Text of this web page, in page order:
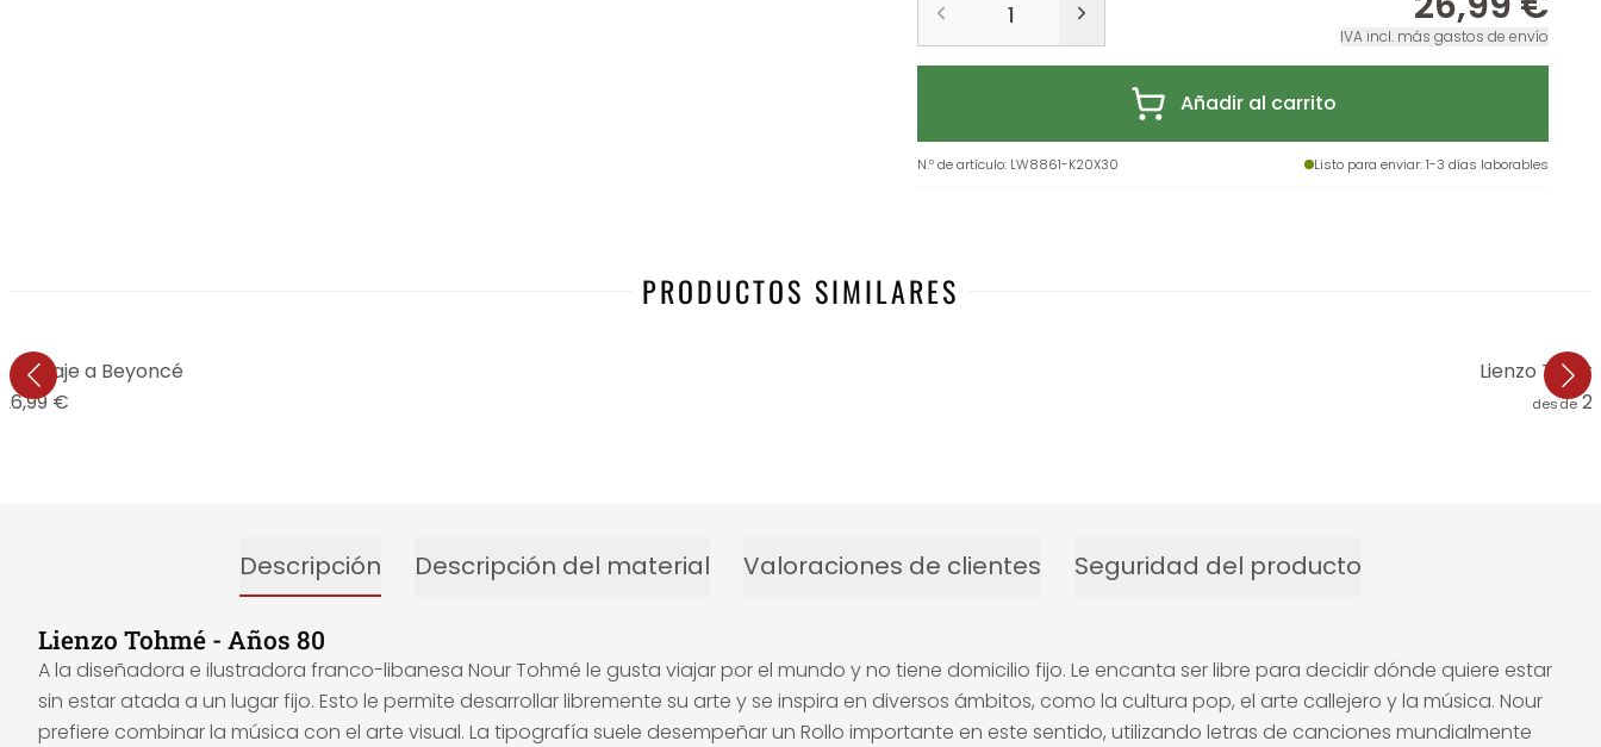
IVA incl. más gastos de envío
Añadir al carrito
N.º de artículo: LW8861-K20X30 Listo para enviar: 1-3 días laborables
PRODUCTOS SIMILARES
a Beyoncé
26,99 €
Lienzo
desde
Descripción Descripción del material Valoraciones de clientes Seguridad del producto
Lienzo Tohmé - Años 80
A la diseñadora e ilustradora franco-libanesa Nour Tohmé le gusta viajar por el mundo y no tiene domicilio fijo. Le encanta ser libre para decidir dónde quiere estar
sin estar atada a un lugar fijo. Esto le permite desarrollar libremente su arte y se inspira en diversos ámbitos, como la cultura pop, el arte callejero y la música. Nour
prefiere combinar la música con el arte visual. La tipografía suele desempeñar un Rollo importante en este sentido, utilizando letras de canciones mundialmente